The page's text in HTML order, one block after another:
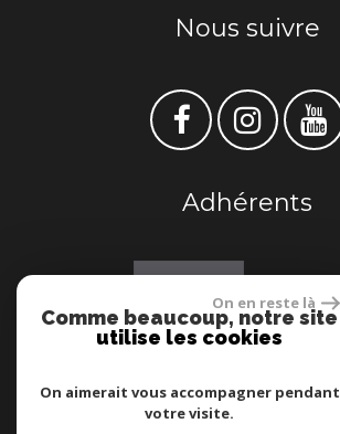
Nous suivre
Adhérents
Se connecter
On en reste là
Comme beaucoup, notre site
utilise les cookies
On aimerait vous accompagner pendant
votre visite.